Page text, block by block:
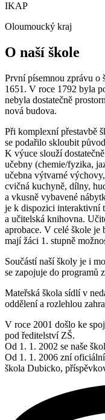
IKAP
Oloumoucký kraj
O naší škole
První písemnou zprávu o
1651. V roce 1792 byla
nebyla dostatečně
nová budova.
Při komplexní přestavbě
se podařilo skloubit
K výuce slouží
učebny (chemie/fyzika,
učebna výtvarné
cvičná kuchyně, dílny,
a vkusně vybavené
je k dispozici interaktivní
a učitelská knihovna.
aprobace. V celé škole
mají žáci 1. stupně
Součástí naší školy je i
se zapojuje do programů
Mateřská škola sídlí v
oddělení a rozlehlou
V roce 2001 došlo ke
pod ředitelství ZŠ.
Od 1. 1. 2002 se naše
Od 1. 1. 2006 zní
škola Dubicko,